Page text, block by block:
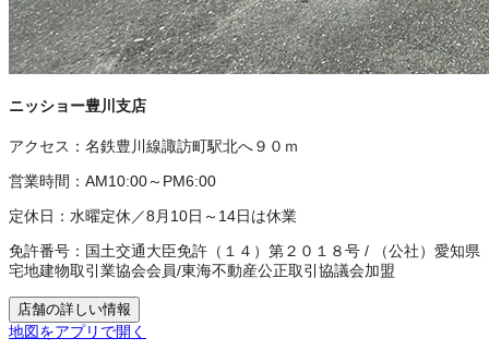
ニッショー豊川支店
アクセス： 名鉄豊川線諏訪町駅北へ９０ｍ
営業時間： AM10:00～PM6:00
定休日： 水曜定休／8月10日～14日は休業
免許番号： 国土交通大臣免許（１４）第２０１８号 /
（公社）愛知県
宅地建物取引業協会会員/東海不動産公正取引協議会加盟
店舗の詳しい情報
地図をアプリで開く